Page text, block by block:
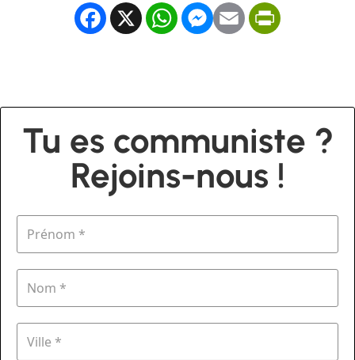
Facebook
X WhatsApp
Messenger
Email
Tu es communiste ?
Rejoins-nous !